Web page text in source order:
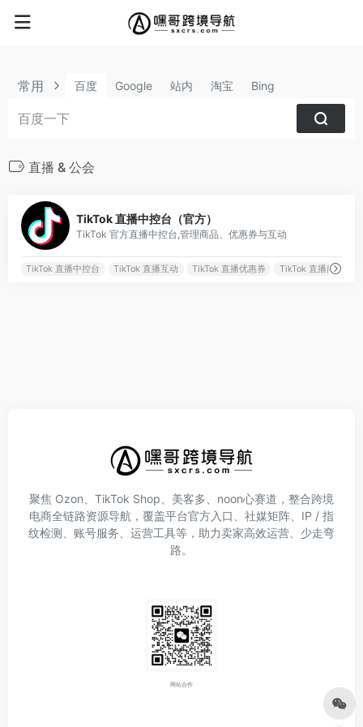
常用 百度 Google 站内 淘宝 Bing
直播 & 公会
TikTok 直播中控台（官方）
TikTok 官方直播中控台,管理商品、优惠券与互动
TikTok 直播中控台 TikTok 直播互动 TikTok 直播优惠券 TikTok 直播商品管理
聚焦 Ozon、TikTok Shop、美客多、noon心赛道，整合跨境
电商全链路资源导航，覆盖平台官方入口、社媒矩阵、IP / 指
纹检测、账号服务、运营工具等，助力卖家高效运营、少走弯
路。
网站合作